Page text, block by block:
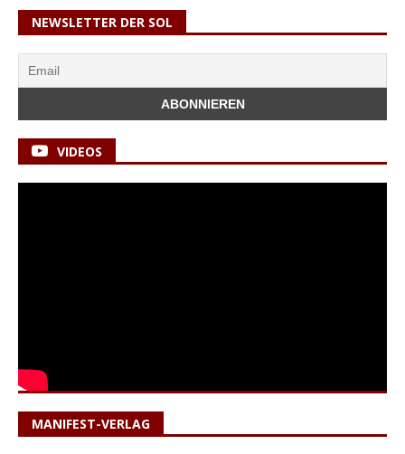
NEWSLETTER DER SOL
VIDEOS
MANIFEST-VERLAG